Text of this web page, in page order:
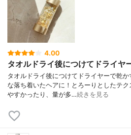
4.00
タオルドライ後につけてドライヤ
タオルドライ後につけてドライヤーで乾
な落ち着いたヘアに！とろーりとしたテ
やすかったり、量が多…続きを見る